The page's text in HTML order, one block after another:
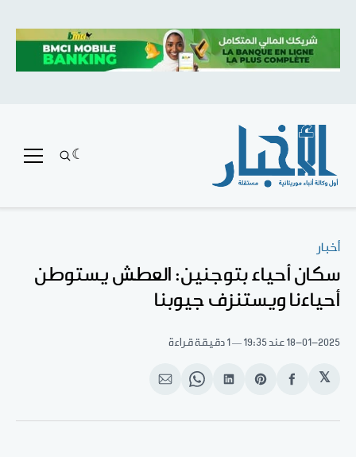
أخبار
سكان أحياء بتوجنين: العطش يستوطن
أحياءنا ويستنزف جيوبنا
18-01-2025 عند 19:35 1 دقيقة قراءة
𝕏
انشر
الفيسبوك
Share
Pinterest
انشر
لينكد
Share
WhatsApp
انشر
الإيميل